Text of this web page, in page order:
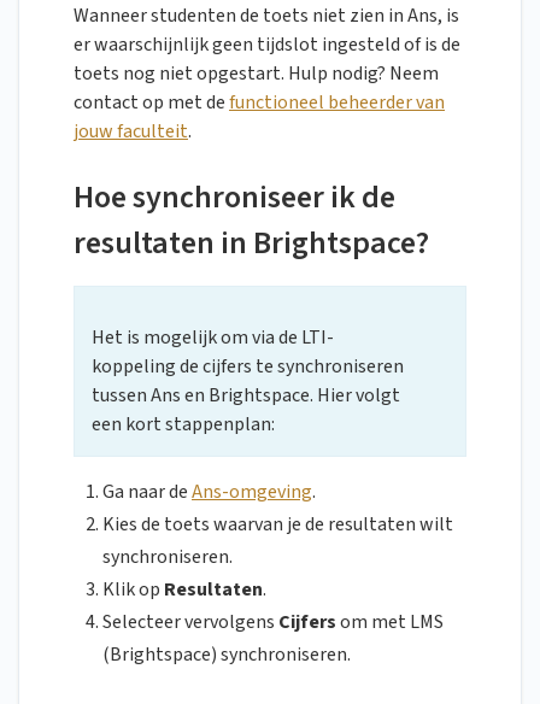
Wanneer studenten de toets niet zien in Ans, is
er waarschijnlijk geen tijdslot ingesteld of is de
toets nog niet opgestart. Hulp nodig? Neem
contact op met defunctioneel beheerder van
jouw faculteit.
Hoe synchroniseer ik de
resultaten in Brightspace?
Het is mogelijk om via de LTI-
koppeling de cijfers te synchroniseren
tussen Ans en Brightspace. Hier volgt
een kort stappenplan:
Ga naar deAns-omgeving.
Kies de toets waarvan je de resultaten wilt
synchroniseren.
Klik op Resultaten.
Selecteer vervolgens Cijfersom met LMS
(Brightspace) synchroniseren.